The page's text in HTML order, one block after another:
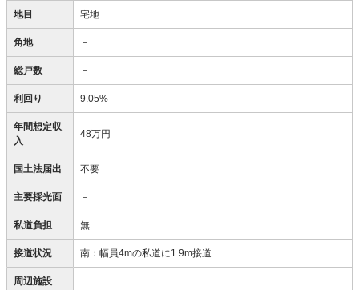
地目 宅地
角地 －
総戸数 －
利回り 9.05%
年間想定収
入
48万円
国土法届出 不要
主要採光面 －
私道負担 無
接道状況 南：幅員4mの私道に1.9m接道
周辺施設